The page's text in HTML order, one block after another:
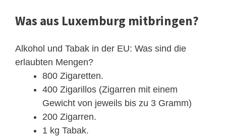
Was aus Luxemburg mitbringen?
Alkohol und Tabak in der EU: Was sind die
erlaubten Mengen?
800 Zigaretten.
400 Zigarillos (Zigarren mit einem
Gewicht von jeweils bis zu 3 Gramm)
200 Zigarren.
1 kg Tabak.